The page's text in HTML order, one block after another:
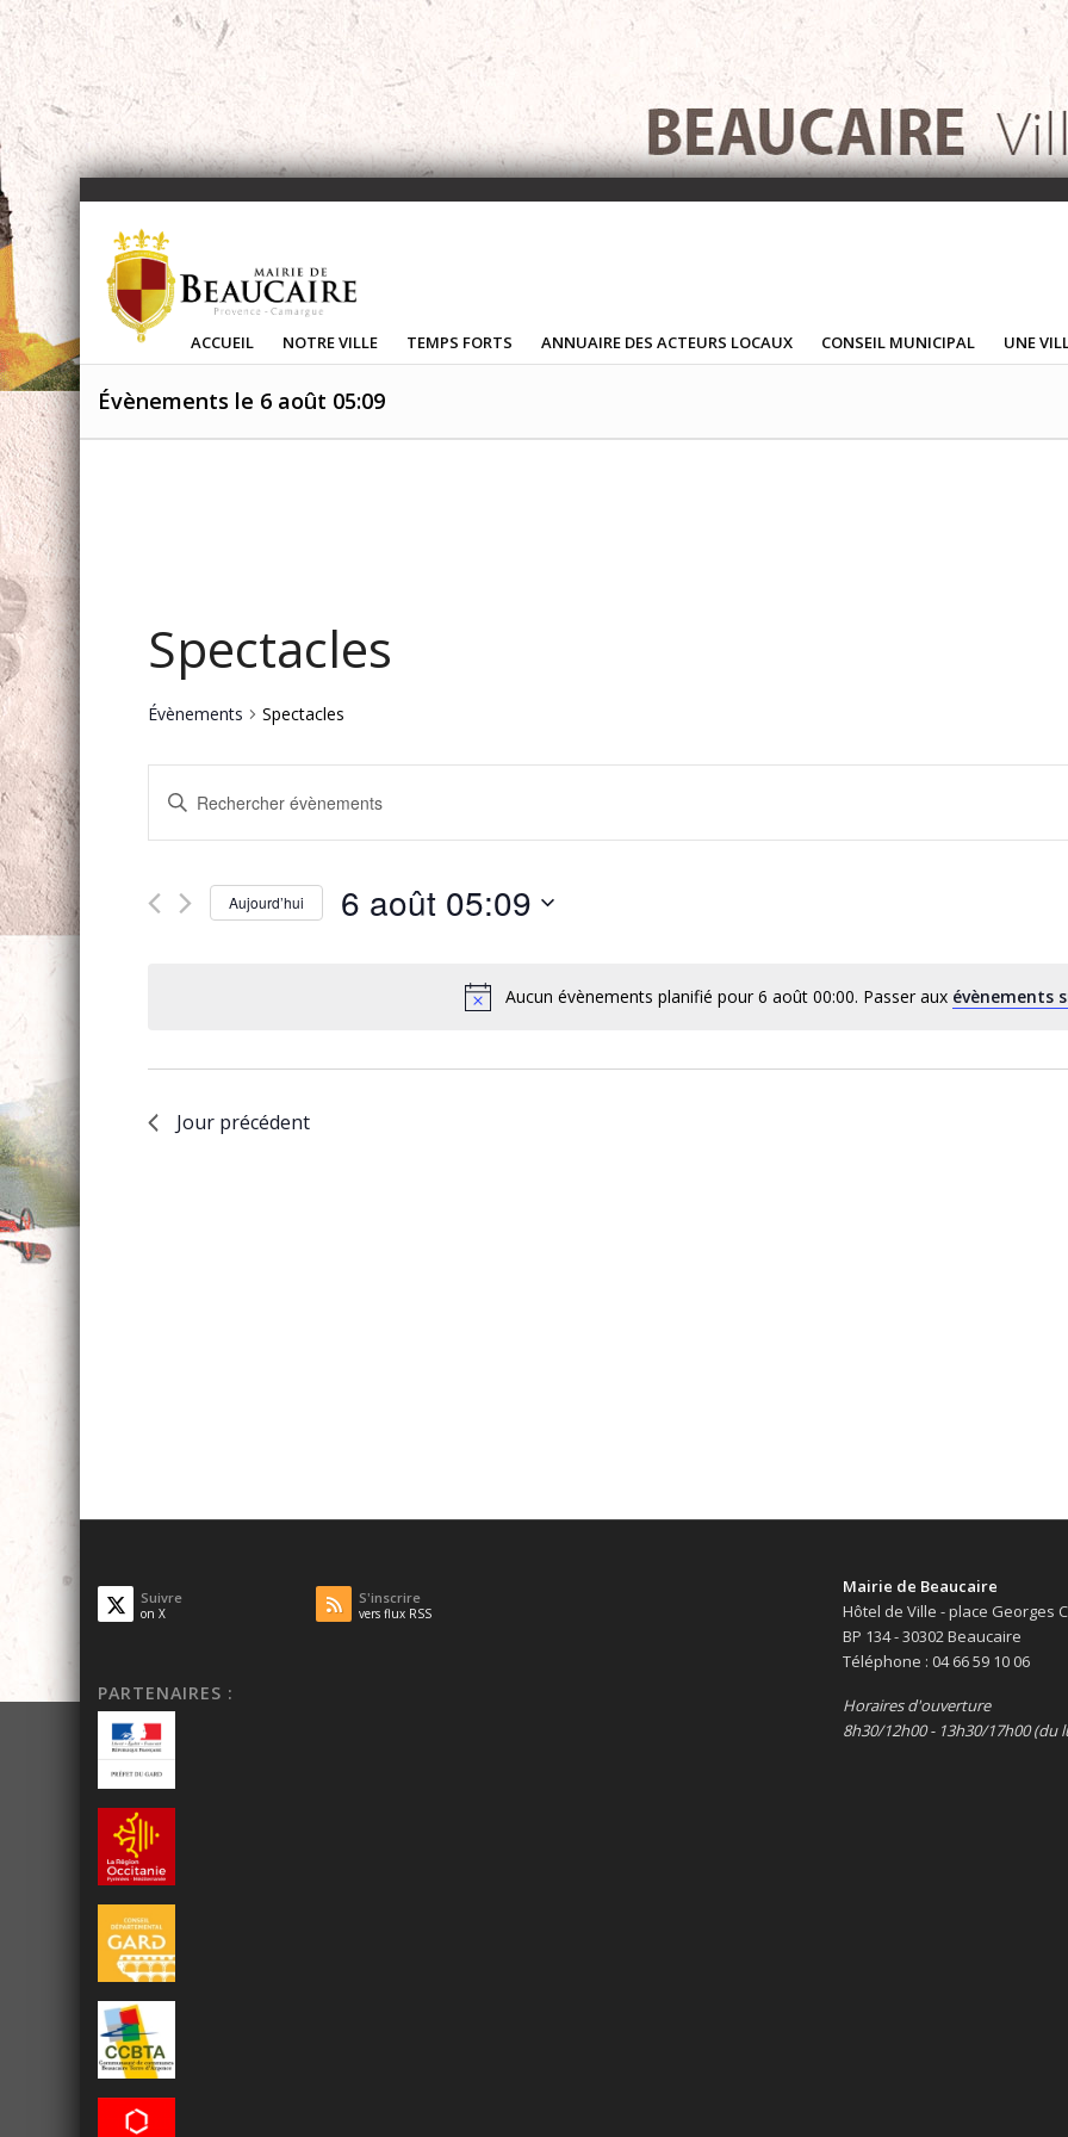
ACCUEIL NOTRE VILLE TEMPS FORTS ANNUAIRE DES ACTEURS LOCAUX CONSEIL MUNICIPAL UNE
Évènements le 6 août 05:09
Aucun évènements planifié pour 6 août 00:00. Passer aux évènements
Spectacles
Évènements Spectacles
Recherche
et
navigation
de
vues
Saisir
mot-
clé.
Évènements
par
Aujourd’hui 6 août 05:09
Jour précédent
Suivre
on X
S'inscrire
vers flux RSS
PARTENAIRES :
Mairie de Beaucaire
Hôtel de Ville - place Georges
BP 134 - 30302 Beaucaire
Téléphone : 04 66 59 10 06
Horaires d'ouverture
8h30/12h00 - 13h30/17h00 (du